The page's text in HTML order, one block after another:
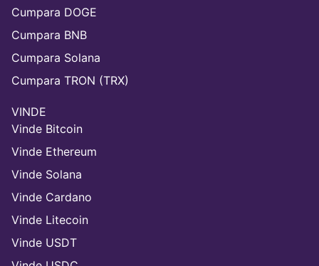
Cumpara DOGE
Cumpara BNB
Cumpara Solana
Cumpara TRON (TRX)
VINDE
Vinde Bitcoin
Vinde Ethereum
Vinde Solana
Vinde Cardano
Vinde Litecoin
Vinde USDT